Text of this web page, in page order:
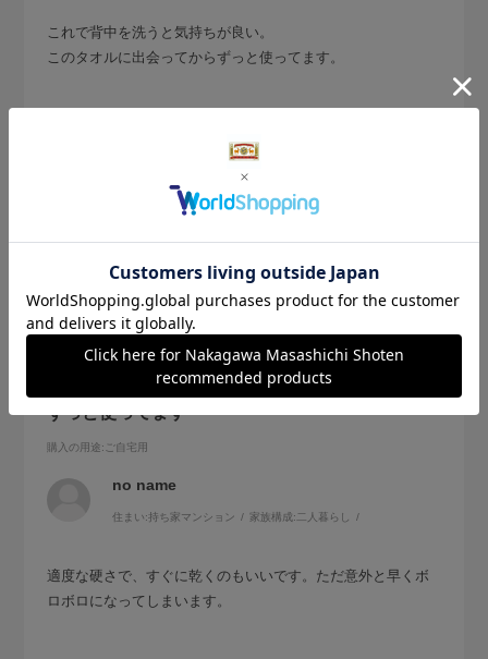
これで背中を洗うと気持ちが良い。
このタオルに出会ってからずっと使ってます。
ずっと使ってます
購入の用途:ご自宅用
no name
住まい:持ち家マンション 家族構成: 二人暮らし
適度な硬さで、すぐに乾くのもいいです。ただ意外と早くボ
ロボロになってしまいます。